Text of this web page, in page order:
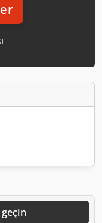
geçin